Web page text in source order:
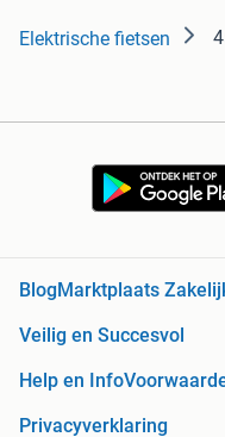
Elektrische fietsen
BlogMarktplaats
Veilig en Succesvol
Help en Info
Privacyverklaring